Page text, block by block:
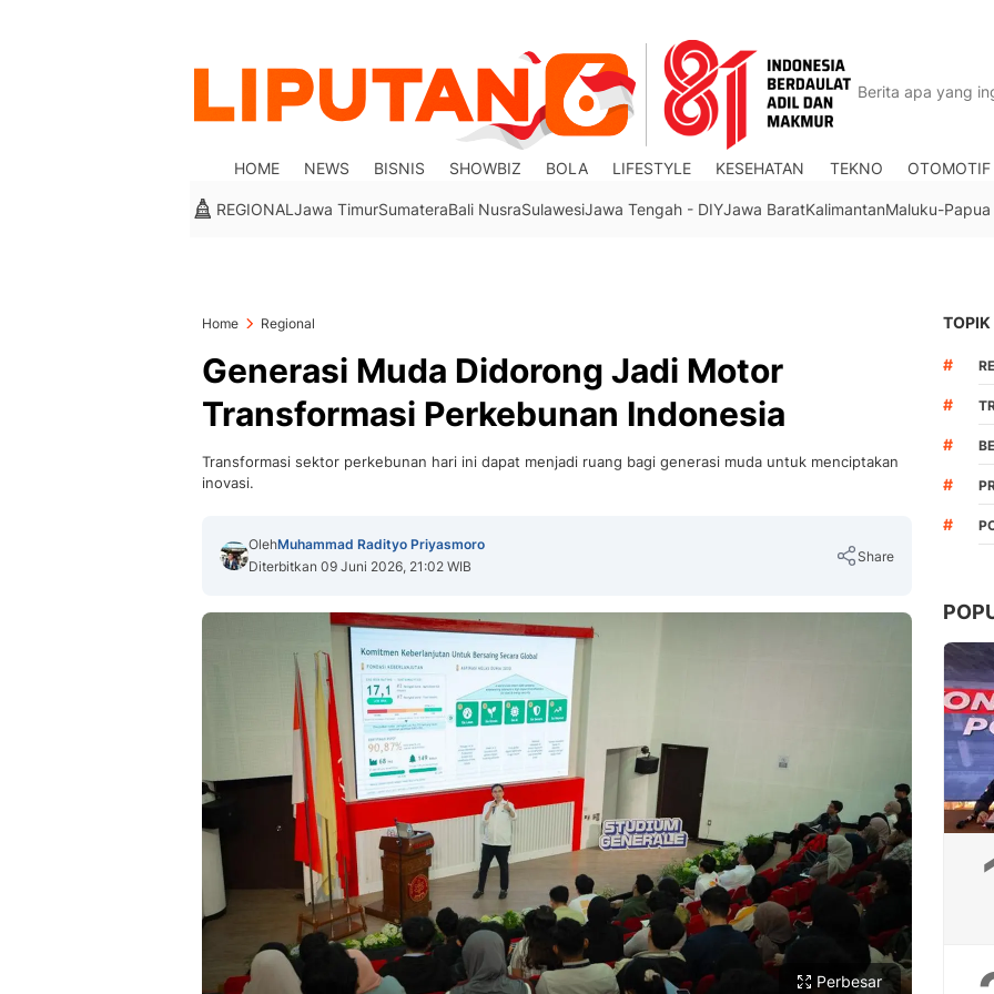
HOME NEWS BISNIS SHOWBIZ BOLA LIFESTYLE KESEHATAN TEKNO OTOMOTIF
REGIONAL Jawa TimurSumateraBali NusraSulawesiJawa Tengah - DIYJawa BaratKalimantanMaluku-Papua
Home Regional
Generasi Muda Didorong Jadi Motor
Transformasi Perkebunan Indonesia
Transformasi sektor perkebunan hari ini dapat menjadi ruang bagi generasi muda untuk menciptakan
inovasi.
OlehMuhammad Radityo Priyasmoro
Diterbitkan 09 Juni 2026, 21:02 WIB
Share
Perbesar
TOPIK
#
#
#
#
#